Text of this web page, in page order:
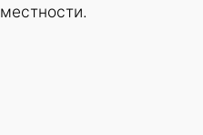
местности.